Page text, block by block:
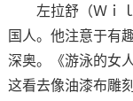
左拉舒（Ｗｉｌ
国人。他注意于有
深奥。《游泳的女
这看去像油漆布雕